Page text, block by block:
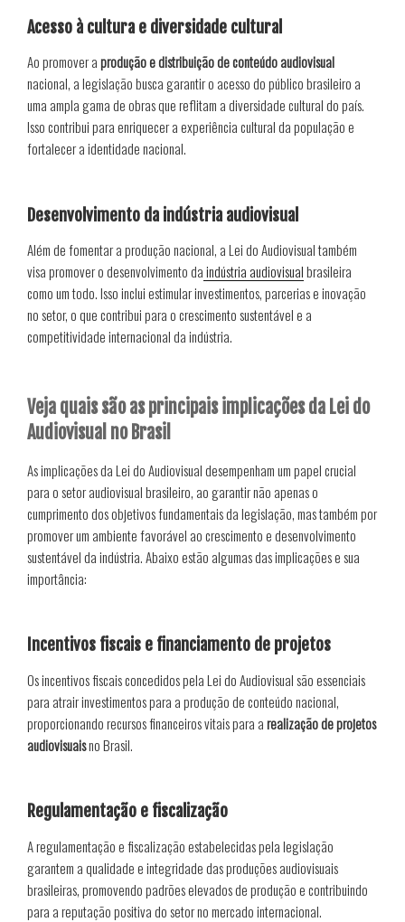
Acesso à cultura e diversidade cultural
Ao promover aprodução e distribuição de conteúdo audiovisual
nacional, a legislação busca garantir o acesso do público brasileiro a
uma ampla gama de obras que reflitam a diversidade cultural do país.
Isso contribui para enriquecer a experiência cultural da população e
fortalecer a identidade nacional.
Desenvolvimento da indústria audiovisual
Além de fomentar a produção nacional, a Lei do Audiovisual também
visa promover o desenvolvimento daindústria audiovisualbrasileira
como um todo. Isso inclui estimular investimentos, parcerias e inovação
no setor, o que contribui para o crescimento sustentável e a
competitividade internacional da indústria.
Veja quais são as principais implicações da Lei do
Audiovisual no Brasil
As implicações da Lei do Audiovisual desempenham um papel crucial
para o setor audiovisual brasileiro, ao garantir não apenas o
cumprimento dos objetivos fundamentais da legislação, mas também por
promover um ambiente favorável ao crescimento e desenvolvimento
sustentável da indústria. Abaixo estão algumas das implicações e sua
importância:
Incentivos fiscais e financiamento de projetos
Os incentivos fiscais concedidos pela Lei do Audiovisual são essenciais
para atrair investimentos para a produção de conteúdo nacional,
proporcionando recursos financeiros vitais para arealização de projetos
audiovisuaisno Brasil.
Regulamentação e fiscalização
A regulamentação e fiscalização estabelecidas pela legislação
garantem a qualidade e integridade das produções audiovisuais
brasileiras, promovendo padrões elevados de produção e contribuindo
para a reputação positiva do setor no mercado internacional.